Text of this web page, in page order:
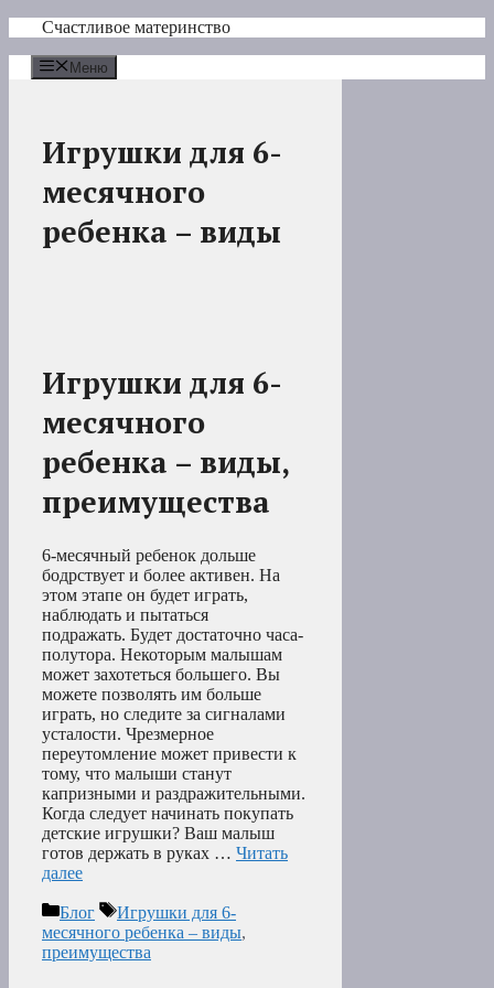
Перейти
содержимому
Счастливое материнство
Меню
Игрушки для 6-
месячного
ребенка – виды
Игрушки для 6-
месячного
ребенка – виды,
преимущества
6-месячный ребенок дольше
бодрствует и более активен. На
этом этапе он будет играть,
наблюдать и пытаться
подражать. Будет достаточно часа-
полутора. Некоторым малышам
может захотеться большего. Вы
можете позволять им больше
играть, но следите за сигналами
усталости. Чрезмерное
переутомление может привести к
тому, что малыши станут
капризными и раздражительными.
Когда следует начинать покупать
детские игрушки? Ваш малыш
готов держать в руках … Читать
далее
Рубрики
Блог Метки
Игрушки для 6-
месячного ребенка – виды,
преимущества